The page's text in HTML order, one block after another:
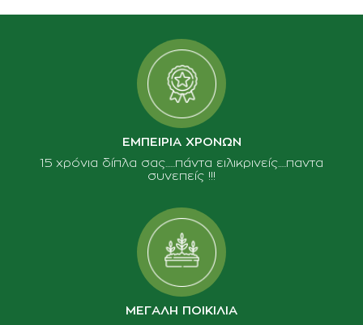
ΕΜΠΕΙΡΙΑ ΧΡΟΝΩΝ
15 χρόνια δίπλα σας......πάντα ειλικρινείς.....παντα
συνεπείς !!!
ΜΕΓΑΛΗ ΠΟΙΚΙΛΙΑ